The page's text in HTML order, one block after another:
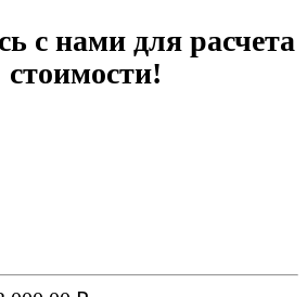
с нами для расчета
стоимости!